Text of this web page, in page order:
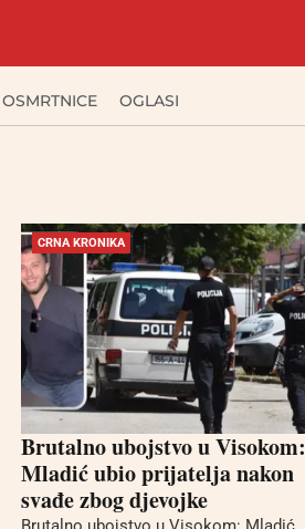
OSMRTNICE OGLASI
CRNA KRONIKA
Brutalno ubojstvo u Visokom:
Mladić ubio prijatelja nakon
svađe zbog djevojke